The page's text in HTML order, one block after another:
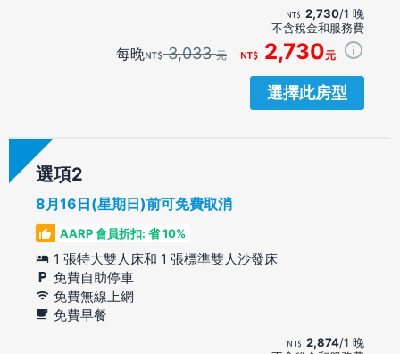
2,730/1 晚
不含稅金和服務費
每晚 3,033元 2,730元
選擇此房型
選項
8月16日(星期日)前可免費取消
AARP 會員折扣: 省 10%
1 張特大雙人床和 1 張標準雙人沙發床
免費自助停車
免費無線上網
免費早餐
2,874/1 晚